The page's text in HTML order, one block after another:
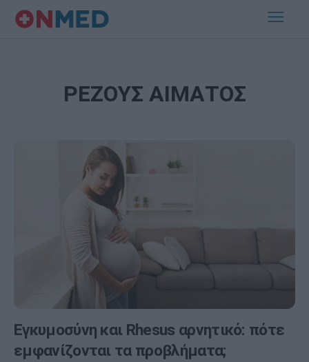
ΡΕΖΟΥΣ ΑΙΜΑΤΟΣ
Εγκυμοσύνη και Rhesus αρνητικό: πότε
εμφανίζονται τα προβλήματα;